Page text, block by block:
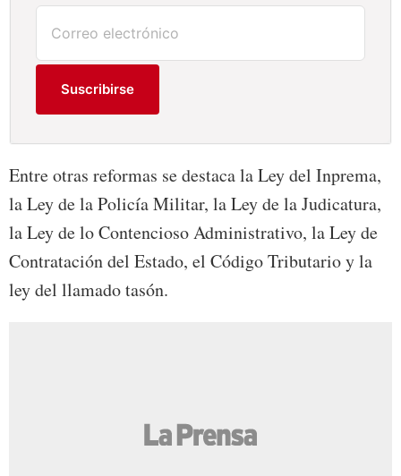
Suscribirse
Entre otras reformas se destaca la Ley del Inprema,
la Ley de la Policía Militar, la Ley de la Judicatura,
la Ley de lo Contencioso Administrativo, la Ley de
Contratación del Estado, el Código Tributario y la
ley del llamado tasón.